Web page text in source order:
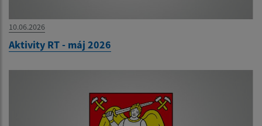
10.06.2026
Aktivity RT - máj 2026